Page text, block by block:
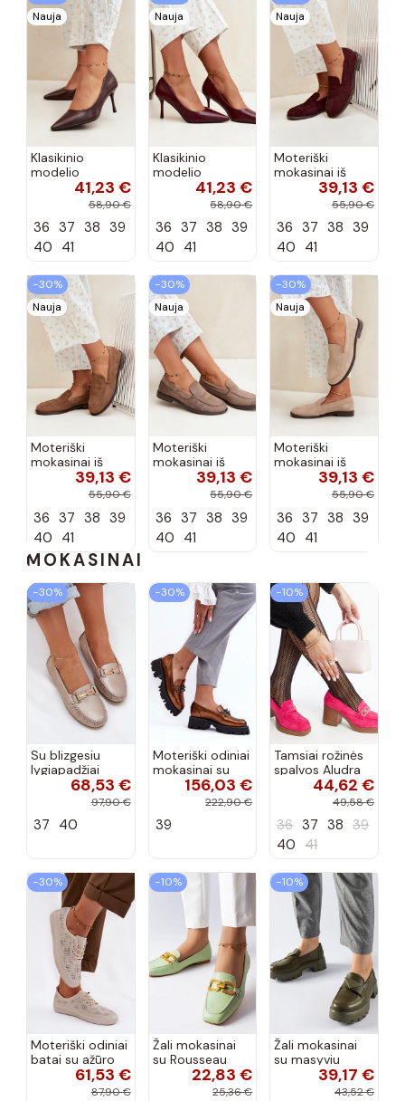
Nauja
Klasikinio
modelio
aukštakulniai
šokolado
spalvos Nesha
41,23 €
58,90 €
36 37 38 39
40 41
Nauja
Klasikinio
modelio
aukštakulniai
bordo spalvos
Nesha
41,23 €
58,90 €
36 37 38 39
40 41
Nauja
Moteriški
mokasinai iš
dirbtinės
zomšos, bordo
39,13 €
55,90 €
36 37 38 39
40 41
−30%
Nauja
Moteriški
mokasinai iš
dirbtinės
zomšos, rudos
39,13 €
55,90 €
36 37 38 39
40 41
−30%
Nauja
Moteriški
mokasinai iš
dirbtinės
zomšos, molio
39,13 €
55,90 €
36 37 38 39
40 41
−30%
Nauja
Moteriški
mokasinai iš
dirbtinės
zomšos, smėlio
39,13 €
55,90 €
36 37 38 39
40 41
MOKASINAI
−30%
Su blizgesiu
lygiapadžiai
mokasinai
pagaminti iš
LR51-546 aukso
68,53 €
97,90 €
37 40
−30%
Moteriški odiniai
mokasinai su
ornamentais
Laura Messi
spalvos
156,03 €
222,90 €
39
−10%
Tamsiai rožinės
spalvos Aludra
blokiniai kulnų
44,62 €
49,58 €
36 37 38 39
40 41
−30%
Moteriški odiniai
batai su ažūro
elementais
S.Barski LR61-
61,53 €
87,90 €
−10%
Žali mokasinai
su Rousseau
sagtimi22,83 €
25,36 €
−10%
Žali mokasinai
su masyviu
Eligio padu39,17 €
43,52 €